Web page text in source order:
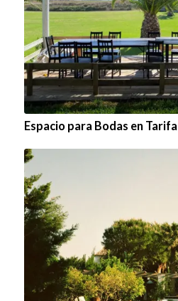
Espacio para Bodas en Tarifa